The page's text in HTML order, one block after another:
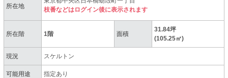
所在地
枝番などはログイン後に表示されます
所在階 1階 面積
31.84坪
(105.25㎡)
現況 スケルトン
可能用途 指定あり